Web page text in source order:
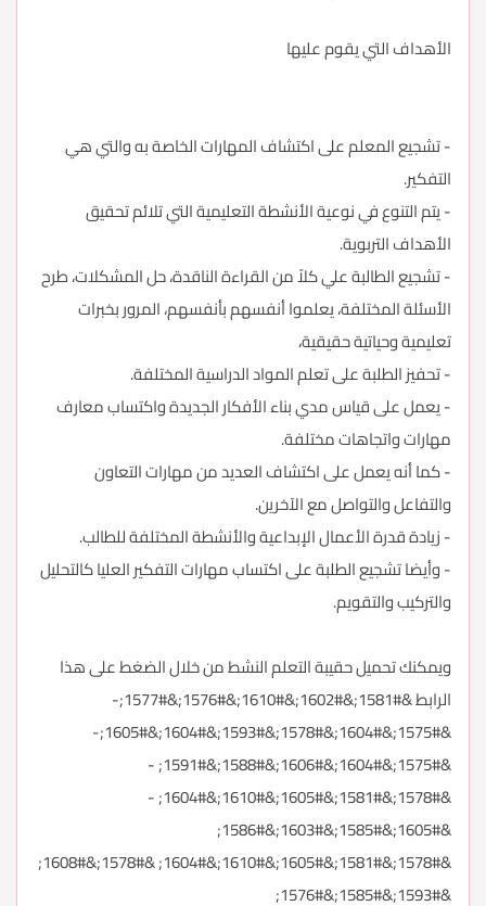
الأهداف التي يقوم عليها
- تشجيع المعلم على اكتشاف المهارات الخاصة به والتي هي
التفكير.
- يتم التنوع في نوعية الأنشطة التعليمية التي تلائم تحقيق
الأهداف التربوية.
- تشجيع الطالبة علي كلاً من القراءة الناقدة، حل المشكلات، طرح
الأسئلة المختلفة، يعلموا أنفسهم بأنفسهم، المرور بخبرات
تعليمية وحياتية حقيقية،
- تحفيز الطلبة على تعلم المواد الدراسية المختلفة.
- يعمل على قياس مدي بناء الأفكار الجديدة واكتساب معارف
مهارات واتجاهات مختلفة.
- كما أنه يعمل على اكتشاف العديد من مهارات التعاون
والتفاعل والتواصل مع الآخرين.
- زيادة قدرة الأعمال الإبداعية والأنشطة المختلفة للطالب.
- وأيضا تشجيع الطلبة على اكتساب مهارات التفكير العليا كالتحليل
والتركيب والتقويم.
ويمكنك تحميل حقيبة التعلم النشط من خلال الضغط على هذا
الرابط
&#1581;&#1602;&#1610;&#1576;&#1577;-
&#1575;&#1604;&#1578;&#1593;&#1604;&#1605;-
&#1575;&#1604;&#1606;&#1588;&#1591; -
&#1578;&#1581;&#1605;&#1610;&#1604; -
&#1605;&#1585;&#1603;&#1586;
&#1578;&#1581;&#1605;&#1610;&#1604; &#1578;&#1608;
&#1593;&#1585;&#1576;